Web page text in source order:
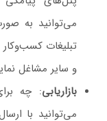
می‌توانید به
تبلیغات
و سایر مشاغل
بازاریابی: چه
می‌توانید با